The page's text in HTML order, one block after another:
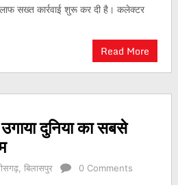
सख्त कार्रवाई शुरू कर दी है। कलेक्टर
Read More
दुनिया का सबसे
, बिलासपुर 0 Comments